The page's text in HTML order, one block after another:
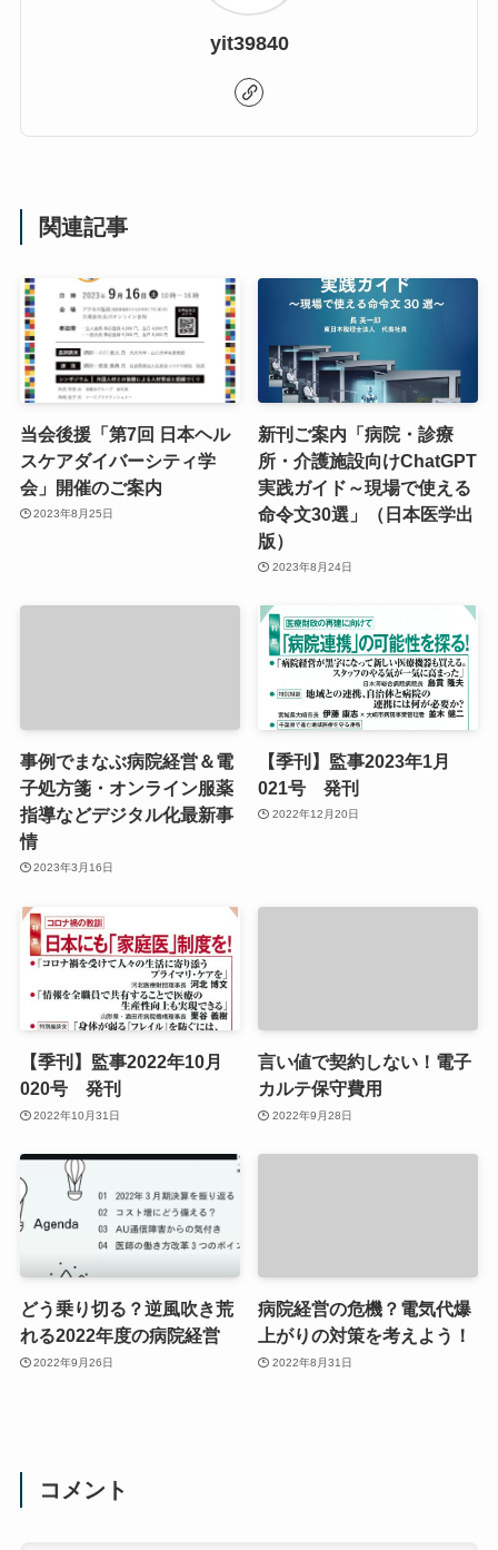
yit39840
関連記事
当会後援「第7回 日本ヘル
スケアダイバーシティ学
会」開催のご案内
2023年8月25日
新刊ご案内「病院・診療
所・介護施設向けChatGPT
実践ガイド～現場で使える
命令文30選」（日本医学出
版）
2023年8月24日
事例でまなぶ病院経営＆電
子処方箋・オンライン服薬
指導などデジタル化最新事
情
2023年3月16日
【季刊】監事2023年1月
021号 発刊
2022年12月20日
【季刊】監事2022年10月
020号 発刊
2022年10月31日
言い値で契約しない！電子
カルテ保守費用
2022年9月28日
どう乗り切る？逆風吹き荒
れる2022年度の病院経営
2022年9月26日
病院経営の危機？電気代爆
上がりの対策を考えよう！
2022年8月31日
コメント